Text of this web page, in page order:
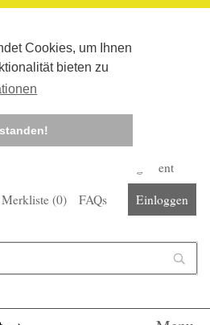
Cookies, um Ihnen
bieten zu
Corona-Management
Merkliste (0) FAQs Einloggen